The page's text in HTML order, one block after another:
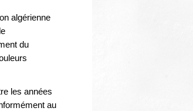
algérienne
du
les années
au